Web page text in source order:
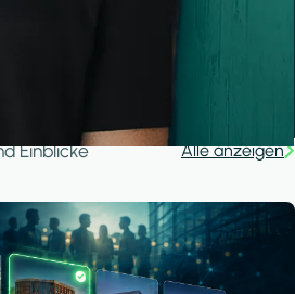
Einblicke Alle anzeigen